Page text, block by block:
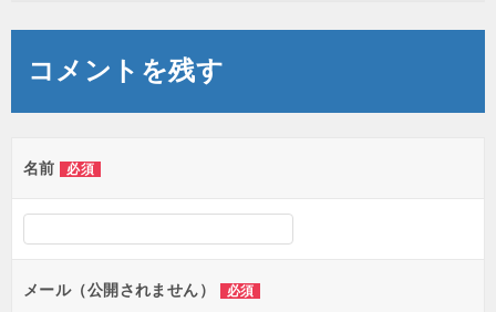
コメントを残す
名前 必須
メール（公開されません） 必須